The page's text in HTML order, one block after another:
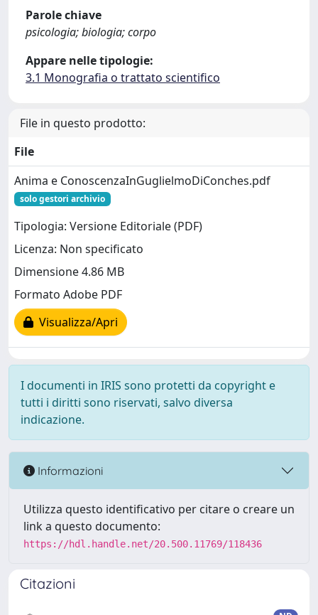
Parole chiave
psicologia; biologia; corpo
Appare nelle tipologie:
3.1 Monografia o trattato scientifico
File in questo prodotto:
File
Anima e ConoscenzaInGuglielmoDiConches.pdf
solo gestori archivio
Tipologia: Versione Editoriale (PDF)
Licenza: Non specificato
Dimensione 4.86 MB
Formato Adobe PDF
Visualizza/Apri
I documenti in IRIS sono protetti da copyright e
tutti i diritti sono riservati, salvo diversa
indicazione.
Informazioni
Utilizza questo identificativo per citare o creare un
link a questo documento:
https://hdl.handle.net/20.500.11769/118436
Citazioni